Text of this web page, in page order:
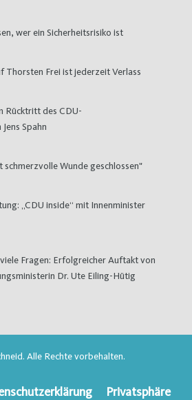
wer ein Sicherheitsrisiko ist
Thorsten Frei ist jederzeit Verlass
Rücktritt des CDU-
Spahn
schmerzvolle Wunde geschlossen"
„CDU inside“ mit Innenminister
Fragen: Erfolgreicher Auftakt von
Dr. Ute Eiling-Hütig
Alle Rechte vorbehalten.
Privatsphäre